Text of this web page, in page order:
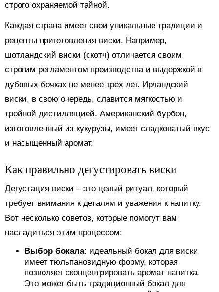
строго охраняемой тайной.
Каждая страна имеет свои уникальные традиции и
рецепты приготовления виски. Например,
шотландский виски (скотч) отличается своим
строгим регламентом производства и выдержкой в
дубовых бочках не менее трех лет. Ирландский
виски, в свою очередь, славится мягкостью и
тройной дистилляцией. Американский бурбон,
изготовленный из кукурузы, имеет сладковатый вкус
и насыщенный аромат.
Как правильно дегустировать виски
Дегустация виски – это целый ритуал, который
требует внимания к деталям и уважения к напитку.
Вот несколько советов, которые помогут вам
насладиться этим процессом:
Выбор бокала: идеальный бокал для виски
имеет тюльпановидную форму, которая
позволяет сконцентрировать аромат напитка.
Это может быть традиционный бокал для